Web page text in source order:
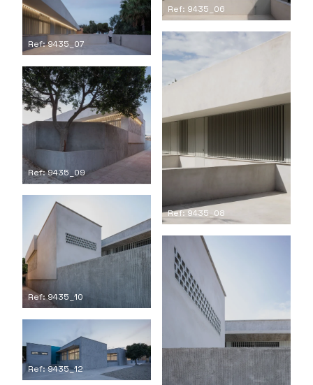
Ref: 9435_06
Ref: 9435_07
Ref: 9435_08
Ref: 9435_09
Ref: 9435_10
Ref: 9435_12